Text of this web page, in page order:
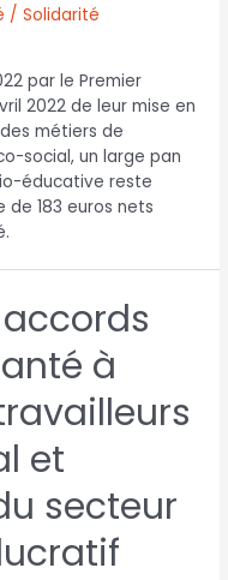
/ Solidarité
par le Premier
2022 de leur mise en
métiers de
social, un large pan
éducative reste
183 euros nets
à
et
secteur